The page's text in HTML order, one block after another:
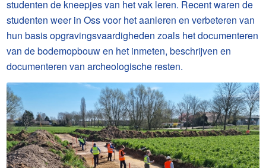
studenten de kneepjes van het vak leren. Recent waren de
studenten weer in Oss voor het aanleren en verbeteren van
hun basis opgravingsvaardigheden zoals het documenteren
van de bodemopbouw en het inmeten, beschrijven en
documenteren van archeologische resten.